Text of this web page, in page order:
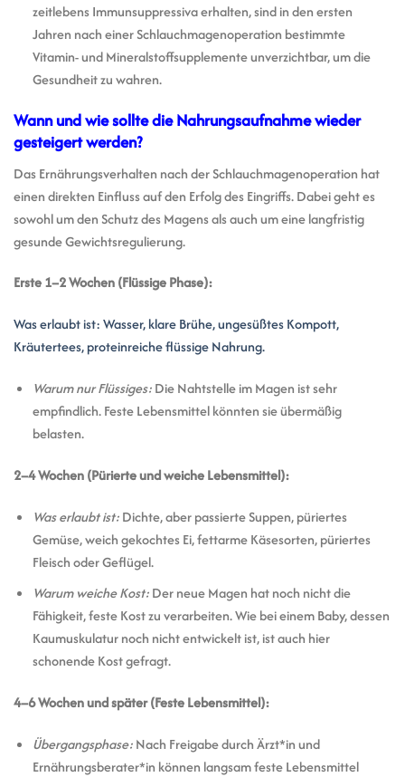
zeitlebens Immunsuppressiva erhalten, sind in den ersten
Jahren nach einer Schlauchmagenoperation bestimmte
Vitamin- und Mineralstoffsupplemente unverzichtbar, um die
Gesundheit zu wahren.
Wann und wie sollte die Nahrungsaufnahme wieder
gesteigert werden?
Das Ernährungsverhalten nach der Schlauchmagenoperation hat
einen direkten Einfluss auf den Erfolg des Eingriffs. Dabei geht es
sowohl um den Schutz des Magens als auch um eine langfristig
gesunde Gewichtsregulierung.
Erste 1–2 Wochen (Flüssige Phase):
Was erlaubt ist: Wasser, klare Brühe, ungesüßtes Kompott,
Kräutertees, proteinreiche flüssige Nahrung.
Warum nur Flüssiges:Die Nahtstelle im Magen ist sehr
empfindlich. Feste Lebensmittel könnten sie übermäßig
belasten.
2–4 Wochen (Pürierte und weiche Lebensmittel):
Was erlaubt ist:Dichte, aber passierte Suppen, püriertes
Gemüse, weich gekochtes Ei, fettarme Käsesorten, püriertes
Fleisch oder Geflügel.
Warum weiche Kost:Der neue Magen hat noch nicht die
Fähigkeit, feste Kost zu verarbeiten. Wie bei einem Baby, dessen
Kaumuskulatur noch nicht entwickelt ist, ist auch hier
schonende Kost gefragt.
4–6 Wochen und später (Feste Lebensmittel):
Übergangsphase:Nach Freigabe durch Ärzt*in und
Ernährungsberater*in können langsam feste Lebensmittel